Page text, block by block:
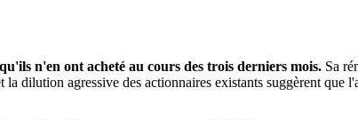
n'en ont acheté au cours des trois derniers mois. Sa
dilution agressive des actionnaires existants suggèrent